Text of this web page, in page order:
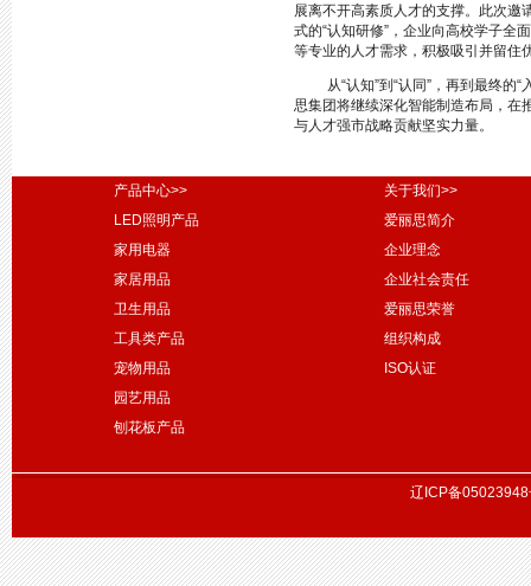
展离不开高素质人才的支撑。此次邀
式的“认知研修”，企业向高校学子全
等专业的人才需求，积极吸引并留住
从“认知”到“认同”，再到最终的
思集团将继续深化智能制造布局，在
与人才强市战略贡献坚实力量。
产品中心>>
LED照明产品
家用电器
家居用品
卫生用品
工具类产品
宠物用品
园艺用品
刨花板产品
关于我们>>
爱丽思简介
企业理念
企业社会责任
爱丽思荣誉
组织构成
ISO认证
辽ICP备